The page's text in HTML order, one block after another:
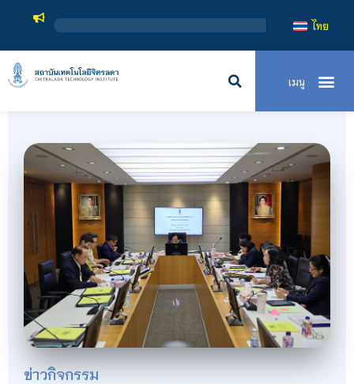
สถาบันเทคโ
ไทย
ข่าวกิจกรรม